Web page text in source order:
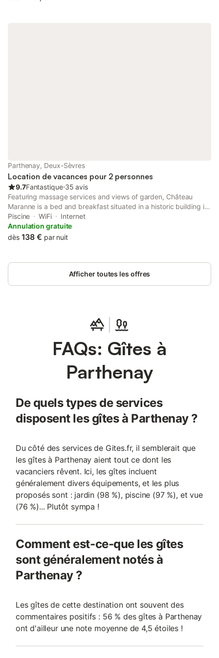
Parthenay, Deux-Sèvres
Location de vacances pour 2 personnes
9.7Fantastique⋅35 avis
Featuring massage services and views of garden, Château
Maranne is a bed and breakfast situated in a historic building in
Parthenay, 42 km from Niort Train Station. The accommodation
features a spa bath.
Piscine WiFi
Internet
Annulation gratuite
dès 138 € par nuit
Afficher toutes les offres
FAQs: Gîtes à
Parthenay
De quels types de services
disposent les gîtes à Parthenay ?
Du côté des services de Gites.fr, il semblerait que
les gîtes à Parthenay aient tout ce dont les
vacanciers rêvent. Ici, les gîtes incluent
généralement divers équipements, et les plus
proposés sont : jardin (98 %), piscine (97 %), et vue
(76 %)... Plutôt sympa !
Comment est-ce-que les gîtes
sont généralement notés à
Parthenay ?
Les gîtes de cette destination ont souvent des
commentaires positifs : 56 % des gîtes à Parthenay
ont d'ailleur une note moyenne de 4,5 étoiles !